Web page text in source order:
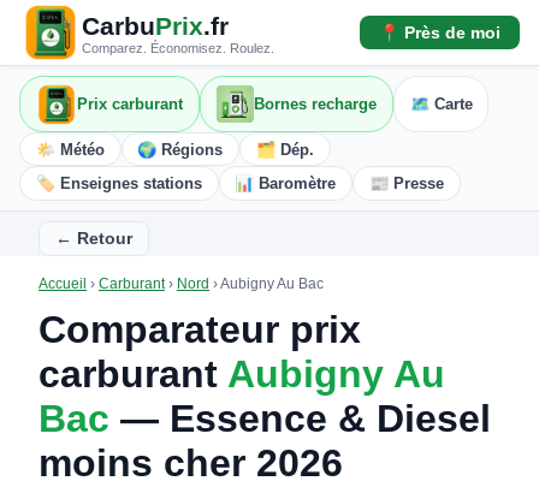
CarbuPrix.fr
Comparez. Économisez. Roulez.
📍 Près de moi
Prix carburant Bornes recharge 🗺️ Carte
🌤️ Météo 🌍 Régions
🗂️ Dép.
🏷️ Enseignes stations
📊 Baromètre 📰 Presse
← Retour
Accueil › Carburant› Nord ›Aubigny Au Bac
Comparateur prix
carburant Aubigny Au
Bac — Essence & Diesel
moins cher 2026